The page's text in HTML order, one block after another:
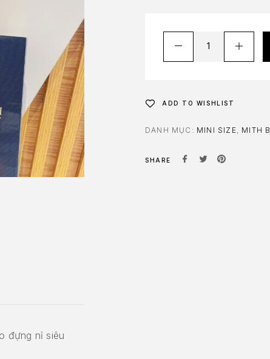
đựng nỉ siêu
ADD TO WISHLIST
DANH MỤC: MINI SIZE MITH
SHARE